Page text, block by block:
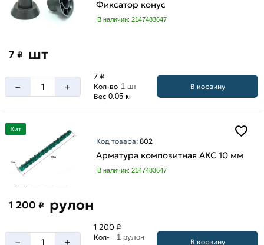
Фиксатор конус
В наличии: 2147483647
7 ₽ шт
– +
7 ₽
Кол-во 1 шт
Вес 0.05 кг
В корзину
Хит
Код товара:802
Арматура композитная АКС 10 мм
В наличии: 2147483647
1 200 ₽ рулон
– +
1 200 ₽
Кол-
1 рулон
В корзину